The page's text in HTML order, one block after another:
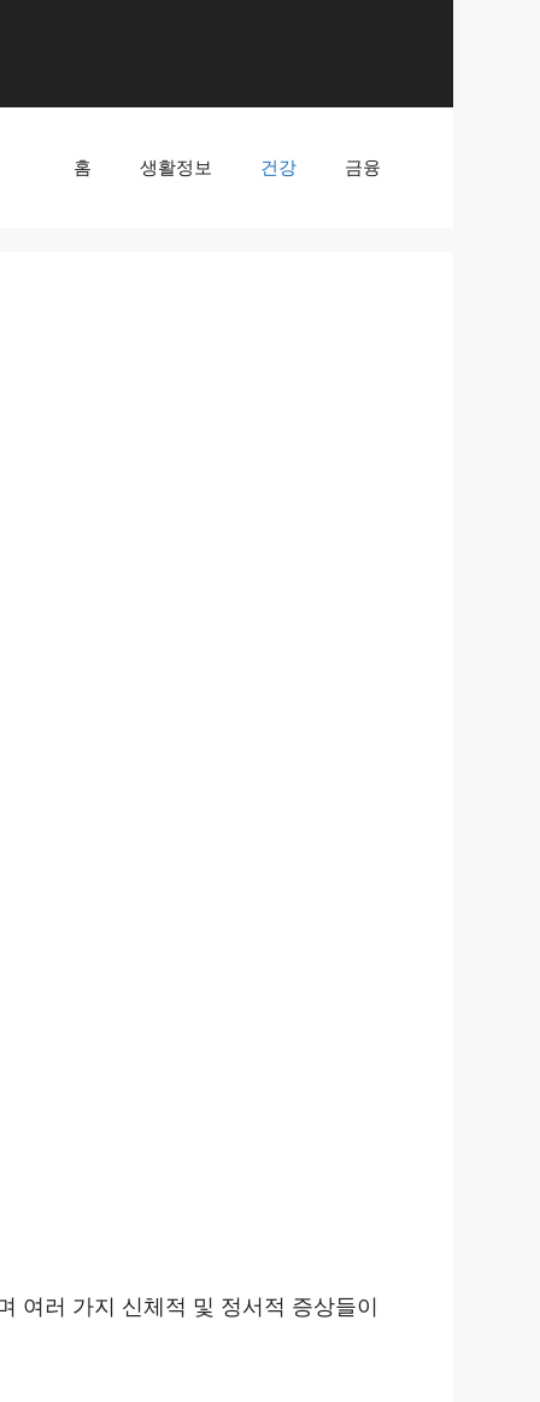
홈 생활정보 건강 금융
여러 가지 신체적 및 정서적 증상들이